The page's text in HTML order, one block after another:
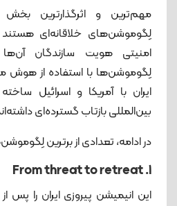
مهم‌ترین و اثرگذارترین بخش
لِگوموشن‌های خلاقانه‌ای
امنیتی هویت سازندگان
لِگوموشن‌ها با استفاده از هوش
ایران با آمریکا و اسرائیل
بین‌المللی بازتاب گسترده‌ای
در ادامه، تعدادی از برترین
1. From threat to retreat
این انیمیشن پیروزی ایران را پس